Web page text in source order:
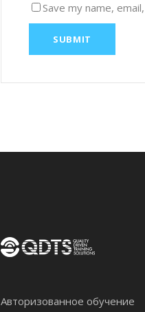
Save my name,
Авторизованное обучение